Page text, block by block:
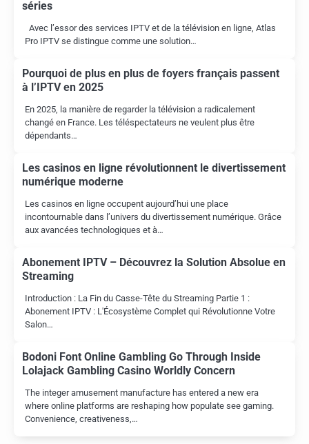
séries
Avec l’essor des services IPTV et de la télévision en ligne, Atlas
Pro IPTV se distingue comme une solution…
Pourquoi de plus en plus de foyers français passent
à l’IPTV en 2025
En 2025, la manière de regarder la télévision a radicalement
changé en France. Les téléspectateurs ne veulent plus être
dépendants…
Les casinos en ligne révolutionnent le divertissement
numérique moderne
Les casinos en ligne occupent aujourd’hui une place
incontournable dans l’univers du divertissement numérique. Grâce
aux avancées technologiques et à…
Abonement IPTV – Découvrez la Solution Absolue en
Streaming
Introduction : La Fin du Casse-Tête du Streaming Partie 1 :
Abonement IPTV : L'Écosystème Complet qui Révolutionne Votre
Salon…
Bodoni Font Online Gambling Go Through Inside
Lolajack Gambling Casino Worldly Concern
The integer amusement manufacture has entered a new era
where online platforms are reshaping how populate see gaming.
Convenience, creativeness,…